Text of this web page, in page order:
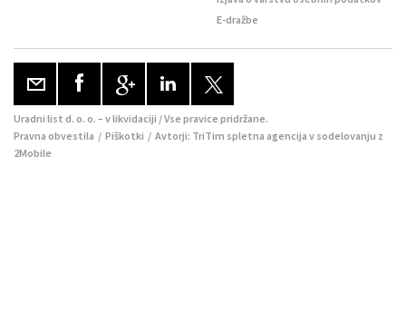
E-dražbe
Uradni list d. o. o. – v likvidaciji / Vse pravice pridržane.
Pravna obvestila / Piškotki / Avtorji: TriTim spletna agencija v sodelovanju z
2Mobile